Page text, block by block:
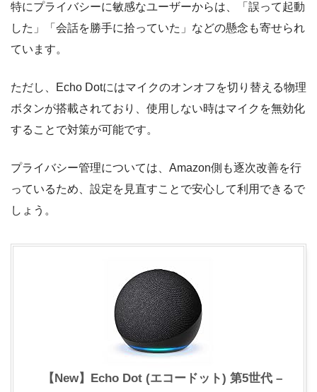
特にプライバシーに敏感なユーザーからは、「誤って起動
した」「会話を勝手に拾っていた」などの懸念も寄せられ
ています。
ただし、Echo Dotにはマイクのオンオフを切り替える物理
ボタンが搭載されており、使用しない時はマイクを無効化
することで対策が可能です。
プライバシー管理については、Amazon側も逐次改善を行
っているため、設定を見直すことで安心して利用できるで
しょう。
【New】Echo Dot (エコードット) 第5世代 –